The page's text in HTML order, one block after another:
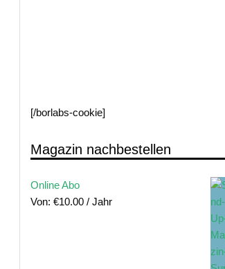
[/borlabs-cookie]
Magazin nachbestellen
Online Abo
Von: €10.00 / Jahr